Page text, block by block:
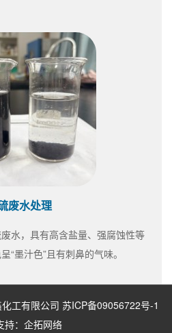
废水处理
水，具有高含盐量、强腐蚀性等
“墨汁色”且有刺鼻的气味。
工有限公司 苏ICP备09056722号-1
： 企拓网络